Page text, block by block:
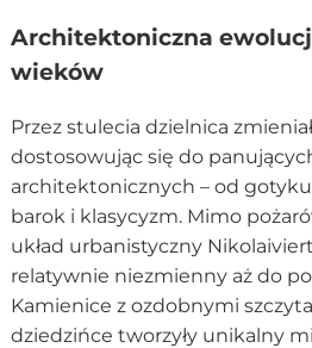
Architektoniczna
wieków
Przez stulecia dzielnica
dostosowując się do
architektonicznych – od
barok i klasycyzm. Mimo
układ urbanistyczny
relatywnie niezmienny aż do
Kamienice z ozdobnymi
dziedzińce tworzyły unikalny